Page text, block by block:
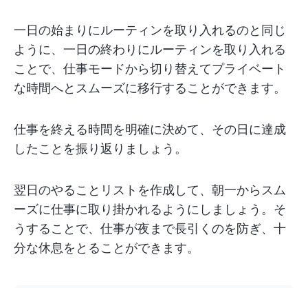
一日の始まりにルーティンを取り入れるのと同じ
ように、一日の終わりにルーティンを取り入れる
ことで、仕事モードから切り替えてプライベート
な時間へとスムーズに移行することができます。
仕事を終える時間を明確に決めて、その日に達成
したことを振り返りましょう。
翌日のやることリストを作成して、朝一からスム
ーズに仕事に取り掛かれるようにしましょう。そ
うすることで、仕事が夜まで長引くのを防ぎ、十
分な休息をとることができます。